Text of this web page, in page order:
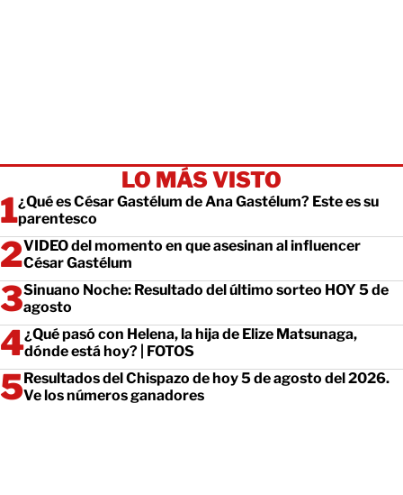
LO MÁS VISTO
¿Qué es César Gastélum de Ana Gastélum? Este es su
parentesco
VIDEO del momento en que asesinan al influencer
César Gastélum
Sinuano Noche: Resultado del último sorteo HOY 5 de
agosto
¿Qué pasó con Helena, la hija de Elize Matsunaga,
dónde está hoy? | FOTOS
Resultados del Chispazo de hoy 5 de agosto del 2026.
Ve los números ganadores